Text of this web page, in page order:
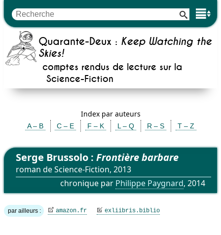
Quarante-Deux : Keep Watching the
Skies!
comptes rendus de lecture sur la
Science-Fiction
Index par auteurs
A – B C – E F – K L – Q R – S T – Z
Serge Brussolo : Frontière barbare
roman de Science-Fiction, 2013
chronique par Philippe Paygnard, 2014
par ailleurs : amazon.fr exliibris.biblio